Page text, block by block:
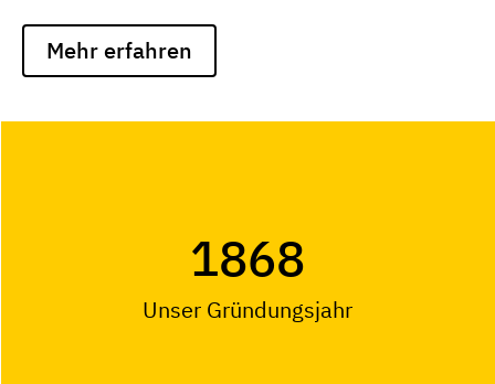
Mehr erfahren
1868
Unser Gründungsjahr